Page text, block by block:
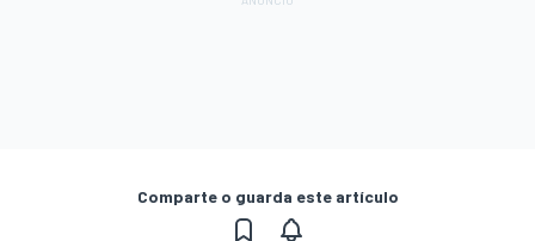
Comparte o guarda este artículo